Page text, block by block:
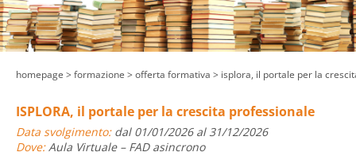
homepage > formazione > offerta formativa > isplora, il portale per la
ISPLORA, il portale per la crescita professionale
Data svolgimento:dal 01/01/2026 al 31/12/2026
Dove:Aula Virtuale – FAD asincrono